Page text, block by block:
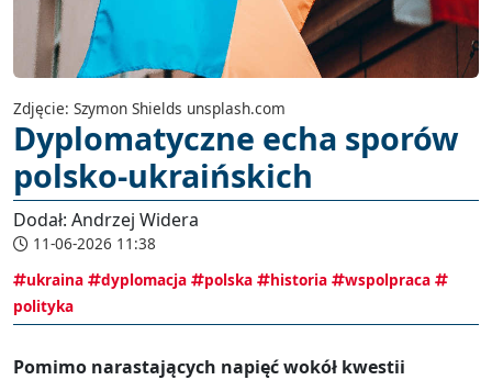
Zdjęcie: Szymon Shields unsplash.com
Dyplomatyczne echa sporów
polsko-ukraińskich
Dodał: Andrzej Widera
11-06-2026 11:38
ukraina
dyplomacja polska historia
wspolpraca
polityka
Pomimo narastających napięć wokół kwestii